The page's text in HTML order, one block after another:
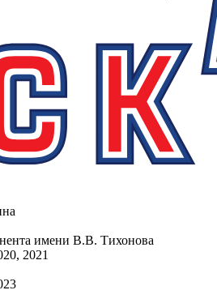
имени В.В. Тихонова
2021